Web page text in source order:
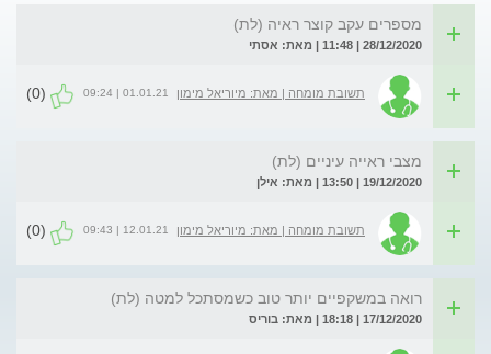
מספרים עקב קוצר ראיה (לת)
28/12/2020 | 11:48 | מאת: אסתי
תשובת מומחה | מאת: מיוריאל מימון 01.01.21 | 09:24
(0)
מצבי ראייה עיניים (לת)
19/12/2020 | 13:50 | מאת: אילן
תשובת מומחה | מאת: מיוריאל מימון 12.01.21 | 09:43
(0)
רואה במשקפיים יותר טוב כשמסתכל למטה (לת)
17/12/2020 | 18:18 | מאת: בוריס